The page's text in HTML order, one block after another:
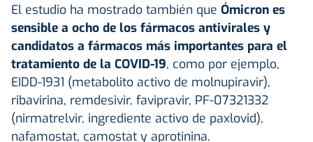
El estudio ha mostrado también que Ómicron es
sensible a ocho de los fármacos antivirales y
candidatos a fármacos más importantes para el
tratamiento de la COVID-19, como por ejemplo,
EIDD-1931 (metabolito activo de molnupiravir),
ribavirina, remdesivir, favipravir, PF-07321332
(nirmatrelvir, ingrediente activo de paxlovid),
nafamostat, camostat y aprotinina.